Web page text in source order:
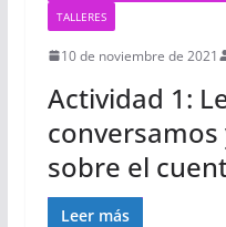
TALLERES
10 de noviembre de 2021
Actividad 1:
sobre el
Leer más